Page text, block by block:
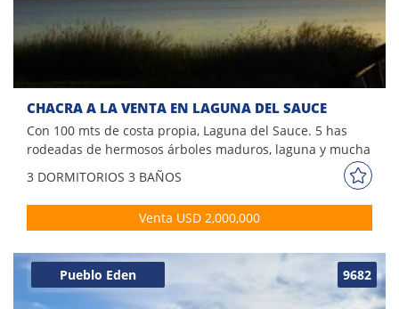
CHACRA A LA VENTA EN LAGUNA DEL SAUCE
Con 100 mts de costa propia, Laguna del Sauce. 5 has
rodeadas de hermosos árboles maduros, laguna y mucha
paz. Casa principal, casa de caseros, piscina. Living con
estufa a leña, comedor, 3 dormitorios (uno en suite).
Estudio. Dependencia de servicio completa. Cocina
espaciosa, lavadero. Terraza con parrillero. Garage. 300 mts
3 DORMITORIOS 3 BAÑOS
Venta USD 2,000,000
9682
Pueblo Eden